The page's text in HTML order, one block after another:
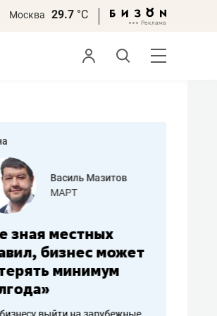
Москва 29.7 °С
Василь Мазитов
МАРТ
местных
бизнес может
минимум